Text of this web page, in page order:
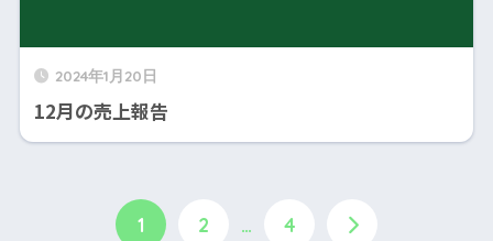
2024年1月20日
12月の売上報告
1 2 … 4